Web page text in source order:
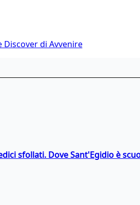
Discover di Avvenire
sfollati. Dove Sant'Egidio è